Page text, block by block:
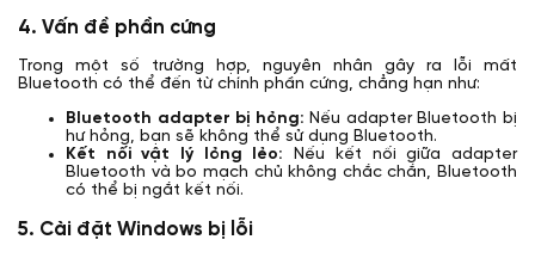
4. Vấn đề phần cứng
Trong một số trường hợp, nguyên nhân gây ra lỗi mất
Bluetooth có thể đến từ chính phần cứng, chẳng hạn như:
Bluetooth adapter bị hỏng: Nếu adapter Bluetooth bị
hư hỏng, bạn sẽ không thể sử dụng Bluetooth.
Kết nối vật lý lỏng lẻo: Nếu kết nối giữa adapter
Bluetooth và bo mạch chủ không chắc chắn, Bluetooth
có thể bị ngắt kết nối.
5. Cài đặt Windows bị lỗi